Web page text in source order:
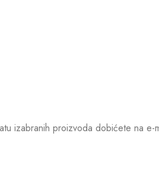
izabranih proizvoda dobićete na